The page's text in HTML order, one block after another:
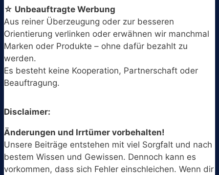
☆ Unbeauftragte Werbung
Aus reiner Überzeugung oder zur besseren
Orientierung verlinken oder erwähnen wir manchmal
Marken oder Produkte – ohne dafür bezahlt zu
werden.
Es besteht keine Kooperation, Partnerschaft oder
Beauftragung.
Disclaimer:
Änderungen und Irrtümer vorbehalten!
Unsere Beiträge entstehen mit viel Sorgfalt und nach
bestem Wissen und Gewissen. Dennoch kann es
vorkommen, dass sich Fehler einschleichen. Wenn dir